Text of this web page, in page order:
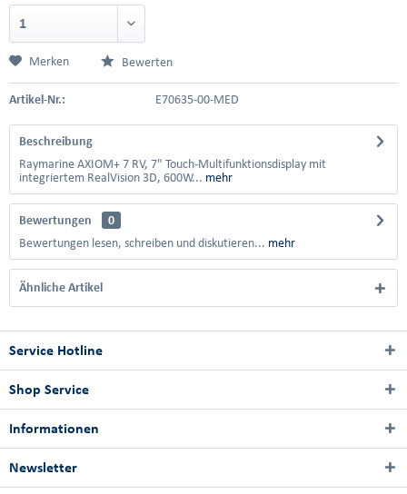
Merken Bewerten
Artikel-Nr.: E70635-00-MED
Beschreibung
Raymarine AXIOM+ 7 RV, 7" Touch-Multifunktionsdisplay mit
integriertem RealVision 3D, 600W... mehr
Bewertungen
0
Bewertungen lesen, schreiben und diskutieren... mehr
Ähnliche Artikel
Service Hotline
Shop Service
Informationen
Newsletter